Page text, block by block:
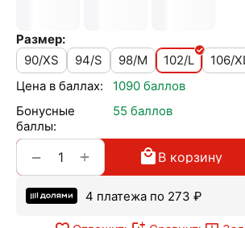
Размер:
90/XS
94/S 98/M 102/L 106/
Цена в баллах:
1090 баллов
Бонусные
баллы:
55 баллов
+
− В корзину
4 платежа по 273 ₽